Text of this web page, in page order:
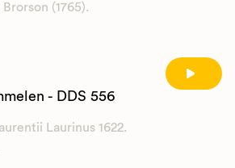
(1765).
- DDS 556
Laurinus 1622.